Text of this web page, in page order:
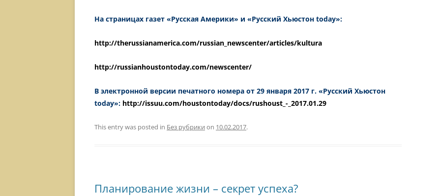
На страницах газет «Русская Америки» и «Русский Хьюстон today»:
http://therussianamerica.com/russian_newscenter/articles/kultura
http://russianhoustontoday.com/newscenter/
В электронной версии печатного номера от 29 января 2017 г. «Русский Хьюстон
today»: http://issuu.com/houstontoday/docs/rushoust_-_2017.01.29
This entry was posted in Без рубрики on 10.02.2017.
Планирование жизни – секрет успеха?